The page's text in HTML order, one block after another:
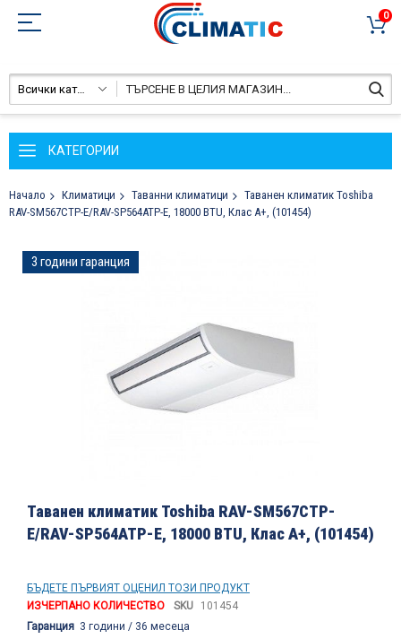
0
Всички категории
КАТЕГОРИИ
Начало Климатици Таванни климатици
Таванен климатик Toshiba
RAV-SM567CTP-E/RAV-SP564ATP-E, 18000 BTU, Клас А+, (101454)
Преминете
към
3 години гаранция
към
на
снимки
Таванен климатик Toshiba RAV-SM567CTP-
E/RAV-SP564ATP-E, 18000 BTU, Клас А+, (101454)
БЪДЕТЕ ПЪРВИЯТ ОЦЕНИЛ ТОЗИ ПРОДУКТ
ИЗЧЕРПАНО КОЛИЧЕСТВО
SKU
101454
Гаранция 3 години / 36 месеца